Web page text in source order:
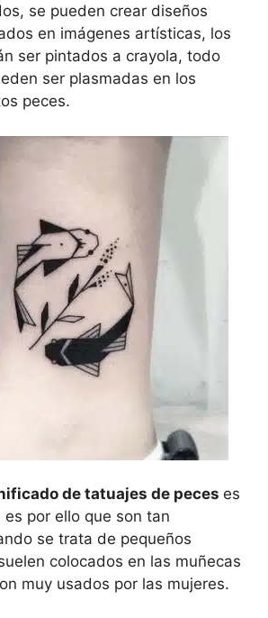
se pueden crear diseños
en imágenes artísticas, los
ser pintados a crayola, todo
ser plasmadas en los
peces.
de tatuajes de peces es
por ello que son tan
se trata de pequeños
colocados en las muñecas
muy usados por las mujeres.